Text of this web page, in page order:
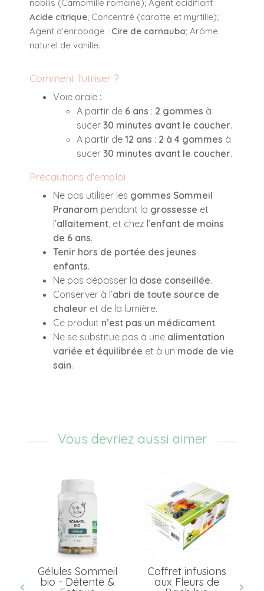
nobilis (Camomille romaine); Agent acidifiant :
Acide citrique; Concentré (carotte et myrtille);
Agent d’enrobage : Cire de carnauba; Arôme
naturel de vanille.
Comment l'utiliser ?
Voie orale :
A partir de 6 ans : 2 gommes à
sucer 30 minutes avant le coucher.
A partir de 12 ans : 2 à 4 gommes à
sucer 30 minutes avant le coucher.
Précautions d'emploi
Ne pas utiliser les gommes Sommeil
Pranarom pendant la grossesse et
l’allaitement , et chez l’enfant de moins
de 6 ans.
Tenir hors de portée des jeunes
enfants.
Ne pas dépasser la dose conseillée.
Conserver à l’abri de toute source de
chaleur et de la lumière.
Ce produit n’est pas un médicament.
Ne se substitue pas à une alimentation
variée et équilibrée et à un mode de vie
sain.
Vous devriez aussi aimer
Gélules Sommeil
bio - Détente &
Coffret infusions
aux Fleurs de